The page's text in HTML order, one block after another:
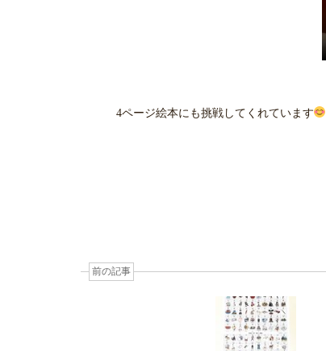
4ページ絵本にも挑戦してくれています
前の記事